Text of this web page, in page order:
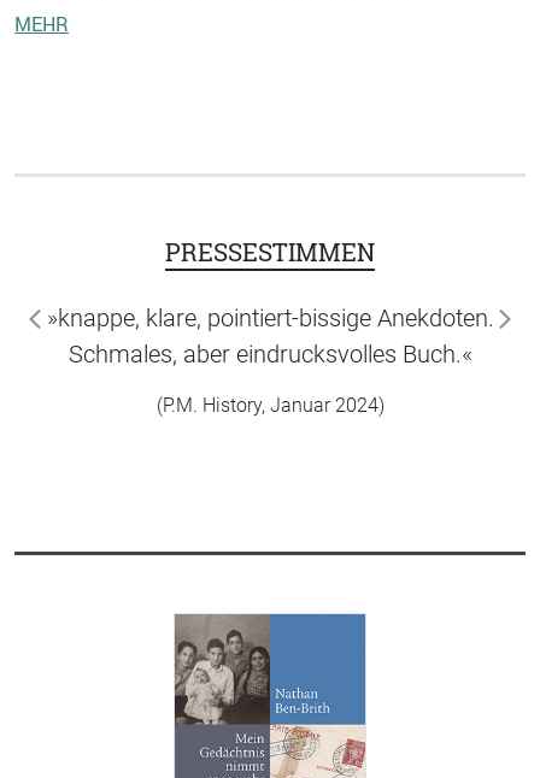
MEHR
PRESSESTIMMEN
»knappe, klare, pointiert-bissige Anekdoten.
Schmales, aber eindrucksvolles Buch.«
(P.M. History, Januar 2024)
zurück